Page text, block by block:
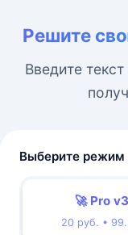
Решите
Введите
Выберите режим
🚀 Pro v3
20 руб. •